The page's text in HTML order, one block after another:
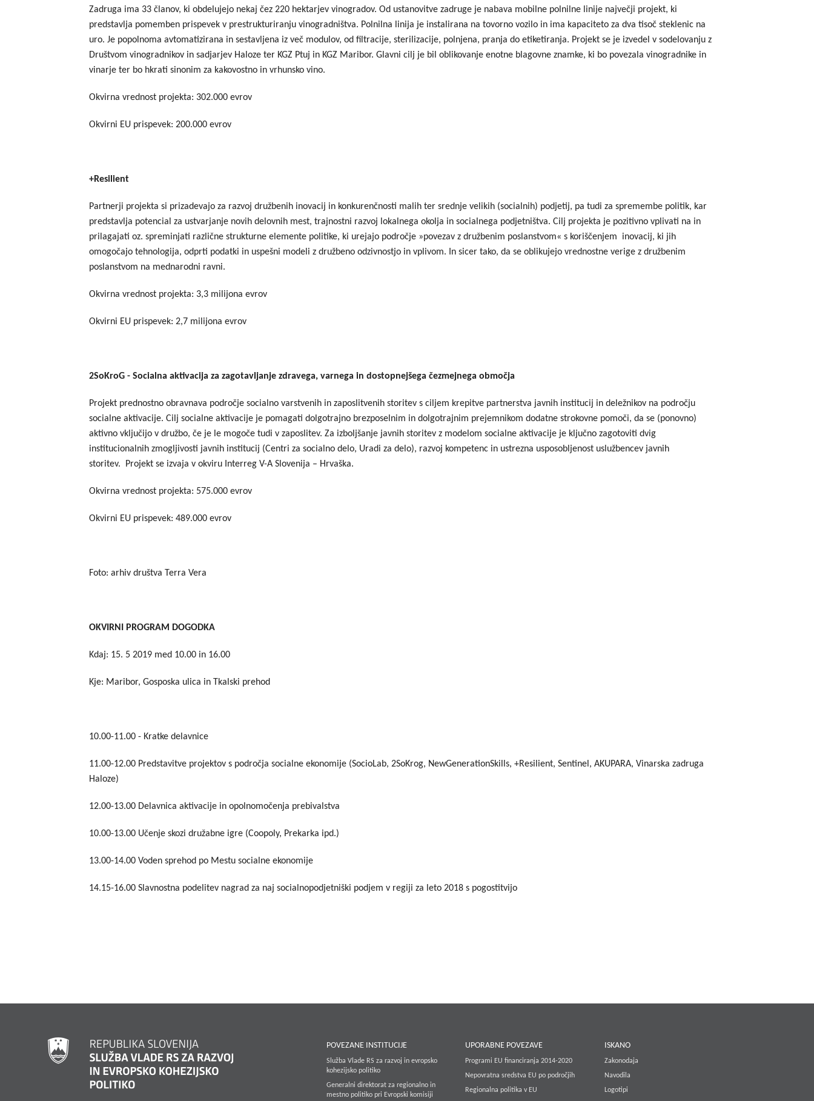
Zadruga ima 33 članov, ki obdelujejo nekaj čez 220 hektarjev vinogradov. Od ustanovitve zadruge je nabava mobilne polnilne linije največji projekt, ki
predstavlja pomemben prispevek v prestrukturiranju vinogradništva. Polnilna linija je instalirana na tovorno vozilo in ima kapaciteto za dva tisoč steklenic na
uro. Je popolnoma avtomatizirana in sestavljena iz več modulov, od filtracije, sterilizacije, polnjena, pranja do etiketiranja. Projekt se je izvedel v sodelovanju z
Društvom vinogradnikov in sadjarjev Haloze ter KGZ Ptuj in KGZ Maribor. Glavni cilj je bil oblikovanje enotne blagovne znamke, ki bo povezala vinogradnike in
vinarje ter bo hkrati sinonim za kakovostno in vrhunsko vino.
Okvirna vrednost projekta: 302.000 evrov
Okvirni EU prispevek: 200.000 evrov
+Resilient
Partnerji projekta si prizadevajo za razvoj družbenih inovacij in konkurenčnosti malih ter srednje velikih (socialnih) podjetij, pa tudi za spremembe politik, kar
predstavlja potencial za ustvarjanje novih delovnih mest, trajnostni razvoj lokalnega okolja in socialnega podjetništva. Cilj projekta je pozitivno vplivati na in
prilagajati oz. spreminjati različne strukturne elemente politike, ki urejajo področje »povezav z družbenim poslanstvom« s koriščenjem inovacij, ki jih
omogočajo tehnologija, odprti podatki in uspešni modeli z družbeno odzivnostjo in vplivom. In sicer tako, da se oblikujejo vrednostne verige z družbenim
poslanstvom na mednarodni ravni.
Okvirna vrednost projekta: 3,3 milijona evrov
Okvirni EU prispevek: 2,7 milijona evrov
2SoKroG - Socialna aktivacija za zagotavljanje zdravega, varnega in dostopnejšega čezmejnega območja
Projekt prednostno obravnava področje socialno varstvenih in zaposlitvenih storitev s ciljem krepitve partnerstva javnih institucij in deležnikov na področju
socialne aktivacije. Cilj socialne aktivacije je pomagati dolgotrajno brezposelnim in dolgotrajnim prejemnikom dodatne strokovne pomoči, da se (ponovno)
aktivno vključijo v družbo, če je le mogoče tudi v zaposlitev. Za izboljšanje javnih storitev z modelom socialne aktivacije je ključno zagotoviti dvig
institucionalnih zmogljivosti javnih institucij (Centri za socialno delo, Uradi za delo), razvoj kompetenc in ustrezna usposobljenost uslužbencev javnih
storitev. Projekt se izvaja v okviru Interreg V-A Slovenija – Hrvaška.
Okvirna vrednost projekta: 575.000 evrov
Okvirni EU prispevek: 489.000 evrov
Foto: arhiv društva Terra Vera
OKVIRNI PROGRAM DOGODKA
Kdaj: 15. 5 2019 med 10.00 in 16.00
Kje: Maribor, Gosposka ulica in Tkalski prehod
10.00-11.00 - Kratke delavnice
11.00-12.00 Predstavitve projektov s področja socialne ekonomije (SocioLab, 2SoKrog, NewGenerationSkills, +Resilient, Sentinel, AKUPARA, Vinarska zadruga
Haloze)
12.00-13.00 Delavnica aktivacije in opolnomočenja prebivalstva
10.00-13.00 Učenje skozi družabne igre (Coopoly, Prekarka ipd.)
13.00-14.00 Voden sprehod po Mestu socialne ekonomije
14.15-16.00 Slavnostna podelitev nagrad za naj socialnopodjetniški podjem v regiji za leto 2018 s pogostitvijo
POVEZANE INSTITUCIJE
Služba Vlade RS za razvoj in evropsko
kohezijsko politiko
Generalni direktorat za regionalno in
mestno politiko pri Evropski komisiji
UPORABNE POVEZAVE
Programi EU financiranja 2014-2020
Nepovratna sredstva EU po področjih
Regionalna politika v EU
ISKANO
Zakonodaja
Navodila
Logotipi